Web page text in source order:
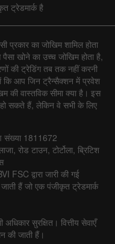
ट्रेडमार्क है
प्रकार का जोखिम शामिल होता
पैसा खोने का उच्च जोखिम होता है,
की ट्रेडिंग तब तक नहीं करनी
कि आप जिन ट्रैन्सैक्शन में प्रवेश
वास्तविक सीमा क्या है। इस
सकते हैं, लेकिन वे सभी के लिए
संख्या 1811672
रोड टाउन, टोर्टोला, ब्रिटिश
द्वारा जारी की गई
हैं जो एक पंजीकृत ट्रेडमार्क
सुरक्षित। वित्तीय सेवाएँ
की जाती हैं।